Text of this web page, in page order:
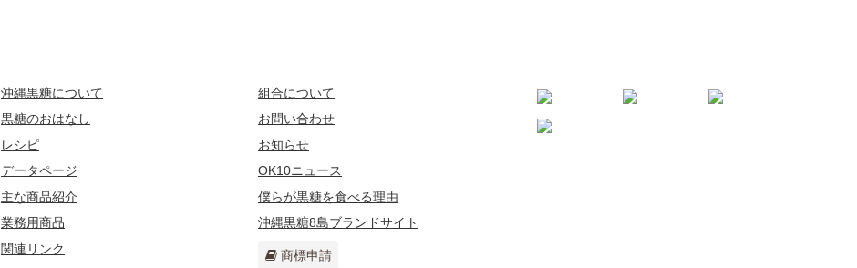
沖縄黒糖について
黒糖のおはなし
レシピ
データページ
主な商品紹介
業務用商品
関連リンク
組合について
お問い合わせ
お知らせ
OK10ニュース
僕らが黒糖を食べる理由
沖縄黒糖8島ブランドサイト
商標申請